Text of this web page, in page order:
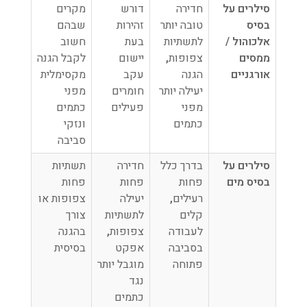
סילרים על
בסיס
אלכוהול /
ממסים
אורגניים
חדירה
טובה יותר
לתשתיות
צפופות,
הגנה
יעילה יותר
מפני
כתמים
דורש
זהירות
בעת
יישום
עקב
חומרים
פעילים
מקרים
שבהם
חשוב
לקבל הגנה
מקסימלית
מפני
כתמים
ונזקי
סביבה
סילרים על
בסיס מים
בדרך כלל
פחות
רעילים,
קלים
לעבודה
בסביבה
פתוחה
חדירה
פחות
יעילה
לתשתיות
צפופות,
אפקט
מוגבל יותר
נגד
כתמים
תשתיות
פחות
צפופות או
צורך
בהגנה
בסיסית